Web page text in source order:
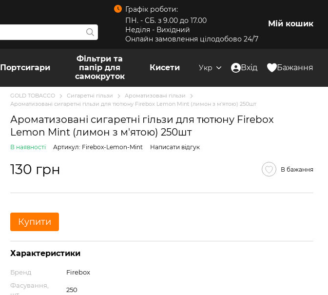
Графік роботи:
ПН. - СБ. з 9.00 до 17.00
Неділя - Вихідний
Онлайн замовлення цілодобово 24/7
Мій кошик
Портсигари
Фільтри та
папір для
самокруток
Кисети Укр Вхід Бажання
GOLD TOBACCO Сигаретні гільзи
Ароматизовані гільзи
Ароматизовані сигаретні гільзи для тютюну Firebox Lemon Mint (лимон з м'ятою) 250шт
Ароматизовані сигаретні гільзи для тютюну Firebox
Lemon Mint (лимон з м'ятою) 250шт
В наявності Артикул: Firebox-Lemon-Mint Написати відгук
130 грн В бажання
Купити
Характеристики
Бренд
Firebox
Фасування,
250